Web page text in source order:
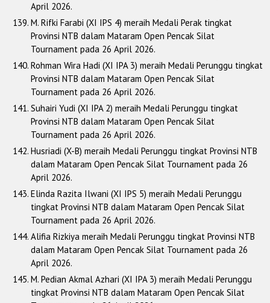
April 2026.
M. Rifki Farabi (XI IPS 4) meraih Medali Perak tingkat
Provinsi NTB dalam Mataram Open Pencak Silat
Tournament pada 26 April 2026.
Rohman Wira Hadi (XI IPA 3) meraih Medali Perunggu tingkat
Provinsi NTB dalam Mataram Open Pencak Silat
Tournament pada 26 April 2026.
Suhairi Yudi (XI IPA 2) meraih Medali Perunggu tingkat
Provinsi NTB dalam Mataram Open Pencak Silat
Tournament pada 26 April 2026.
Husriadi (X-B) meraih Medali Perunggu tingkat Provinsi NTB
dalam Mataram Open Pencak Silat Tournament pada 26
April 2026.
Elinda Razita Ilwani (XI IPS 5) meraih Medali Perunggu
tingkat Provinsi NTB dalam Mataram Open Pencak Silat
Tournament pada 26 April 2026.
Alifia Rizkiya meraih Medali Perunggu tingkat Provinsi NTB
dalam Mataram Open Pencak Silat Tournament pada 26
April 2026.
M. Pedian Akmal Azhari (XI IPA 3) meraih Medali Perunggu
tingkat Provinsi NTB dalam Mataram Open Pencak Silat